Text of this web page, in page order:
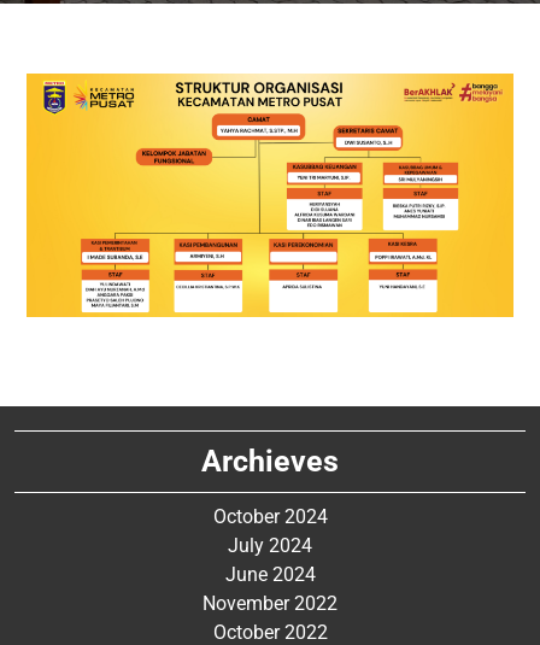
Archieves
October 2024
July 2024
June 2024
November 2022
October 2022